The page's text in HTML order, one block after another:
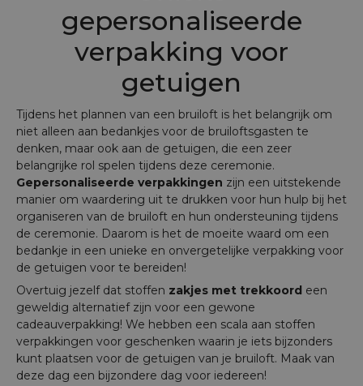
gepersonaliseerde
verpakking voor
getuigen
Tijdens het plannen van een bruiloft is het belangrijk om
niet alleen aan bedankjes voor de bruiloftsgasten te
denken, maar ook aan de getuigen, die een zeer
belangrijke rol spelen tijdens deze ceremonie.
Gepersonaliseerde verpakkingen zijn een uitstekende
manier om waardering uit te drukken voor hun hulp bij het
organiseren van de bruiloft en hun ondersteuning tijdens
de ceremonie. Daarom is het de moeite waard om een
bedankje in een unieke en onvergetelijke verpakking voor
de getuigen voor te bereiden!
Overtuig jezelf dat stoffen zakjes met trekkoord een
geweldig alternatief zijn voor een gewone
cadeauverpakking! We hebben een scala aan stoffen
verpakkingen voor geschenken waarin je iets bijzonders
kunt plaatsen voor de getuigen van je bruiloft. Maak van
deze dag een bijzondere dag voor iedereen!